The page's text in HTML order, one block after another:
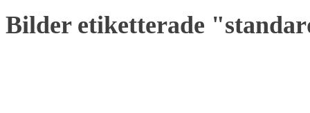
Bilder etiketterade